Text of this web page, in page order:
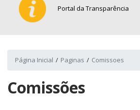
Portal da Transparência
Página Inicial Paginas Comissoes
Comissões